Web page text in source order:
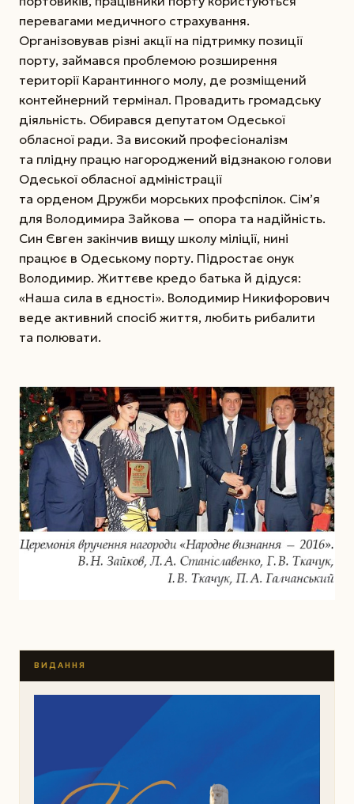
перевагами медичного страхування.
Організовував різні акції на підтримку позиції
порту, займався проблемою розширення
території Карантинного молу, де розміщений
контейнерний термінал. Провадить громадську
діяльність. Обирався депутатом Одеської
обласної ради. За високий професіоналізм
та плідну працю нагороджений відзнакою голови
Одеської обласної адміністрації
та орденом Дружби морських профспілок. Сім’я
для Володимира Зайкова — опора та надійність.
Син Євген закінчив вищу школу міліції, нині
працює в Одеському порту. Підростає онук
Володимир. Життєве кредо батька й дідуся:
«Наша сила в єдності». Володимир Никифорович
веде активний спосіб життя, любить рибалити
та полювати.
ВИДАННЯ